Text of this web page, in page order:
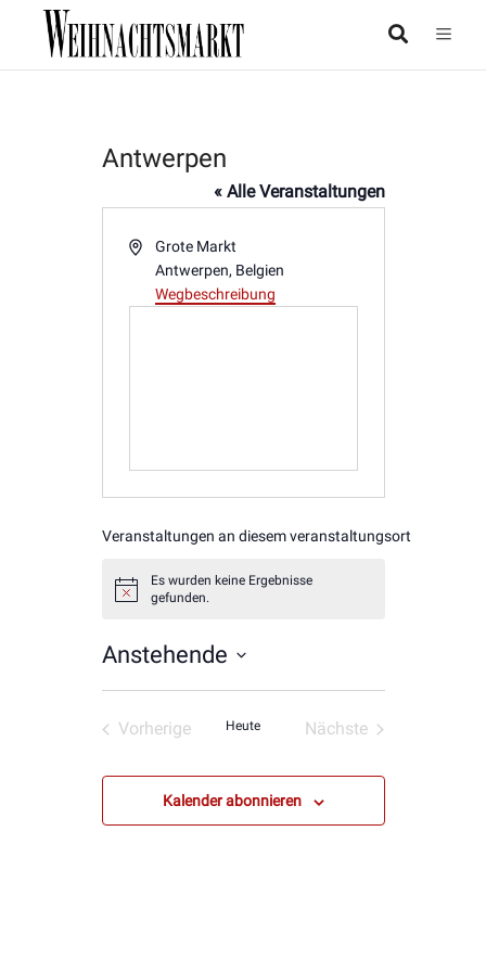
Antwerpen
« Alle Veranstaltungen
AdresseGrote Markt
Antwerpen, Belgien
Wegbeschreibung
Veranstaltungen an diesem veranstaltungsort
Hinweis
Es wurden keine Ergebnisse
gefunden.
Anstehende
Datum
wählen.
Vorherige
Heute
Nächste
Kalender abonnieren